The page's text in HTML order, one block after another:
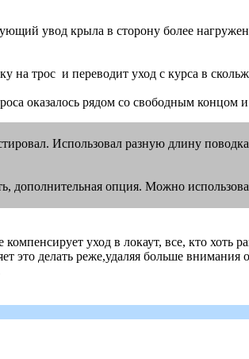
увод крыла в сторону более
на трос и переводит уход с курса в
оказалось рядом со свободным концом
Использовал разную длину
дополнительная опция. Можно
уход в локаут, все, кто хоть
это делать реже,удаляя больше